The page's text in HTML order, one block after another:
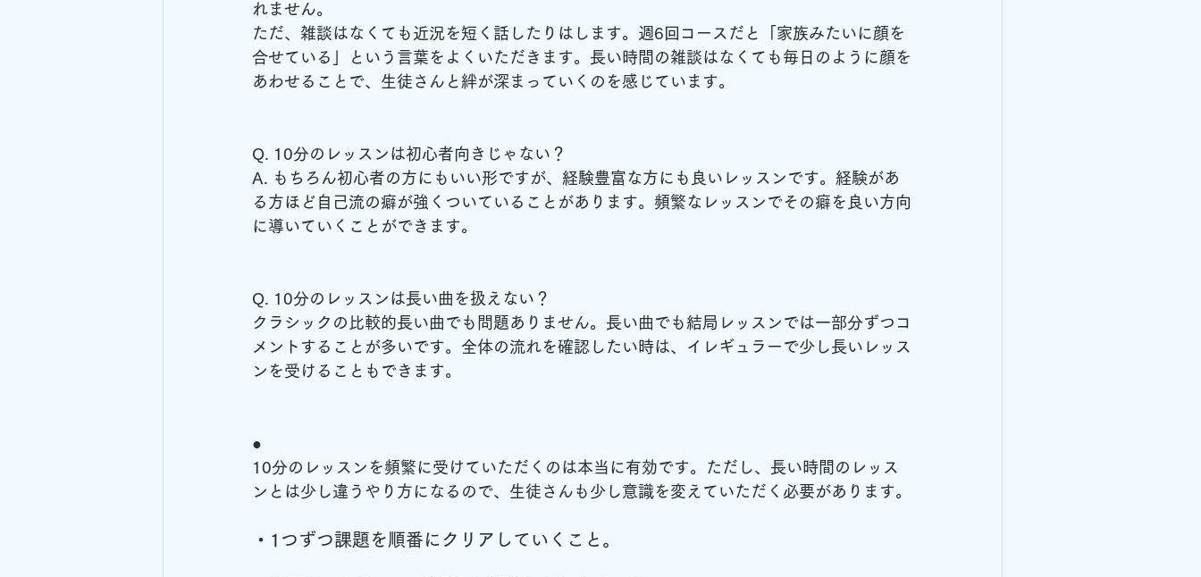
れません。
ただ、雑談はなくても近況を短く話したりはします。週6回コースだと「家族みたいに顔を
合せている」という言葉をよくいただきます。長い時間の雑談はなくても毎日のように顔を
あわせることで、生徒さんと絆が深まっていくのを感じています。
Q. 10分のレッスンは初心者向きじゃない？
A. もちろん初心者の方にもいい形ですが、経験豊富な方にも良いレッスンです。経験があ
る方ほど自己流の癖が強くついていることがあります。頻繁なレッスンでその癖を良い方向
に導いていくことができます。
Q. 10分のレッスンは長い曲を扱えない？
クラシックの比較的長い曲でも問題ありません。長い曲でも結局レッスンでは一部分ずつコ
メントすることが多いです。全体の流れを確認したい時は、イレギュラーで少し長いレッス
ンを受けることもできます。
●
10分のレッスンを頻繁に受けていただくのは本当に有効です。ただし、 長い時間のレッス
ンとは少し違うやり方になるので、 生徒さんも少し意識を変えていただく必要があります。
・1つずつ課題を順番にクリアしていくこと。